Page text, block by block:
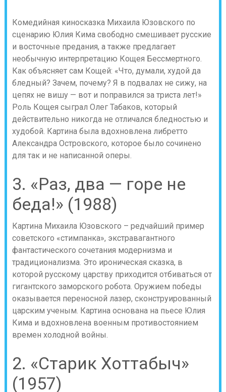
Комедийная киносказка Михаила Юзовского по
сценарию Юлия Кима свободно смешивает русские
и восточные предания, а также предлагает
необычную интерпретацию Кощея Бессмертного.
Как объясняет сам Кощей: «Что, думали, худой да
бледный? Зачем, почему? Я в подвалах не сижу, на
цепях не вишу — вот и поправился за триста лет!»
Роль Кощея сыграл Олег Табаков, который
действительно никогда не отличался бледностью и
худобой. Картина была вдохновлена либретто
Александра Островского, которое было сочинено
для так и не написанной оперы.
3. «Раз, два — горе не
беда!» (1988)
Картина Михаила Юзовского – редчайший пример
советского «стимпанка», экстравагантного
фантастического сочетания модернизма и
традиционализма. Это ироническая сказка, в
которой русскому царству приходится отбиваться от
гигантского заморского робота. Оружием победы
оказывается переносной лазер, сконструированный
царским ученым. Картина основана на пьесе Юлия
Кима и вдохновлена военным противостоянием
времен холодной войны.
2. «Старик Хоттабыч»
(1957)